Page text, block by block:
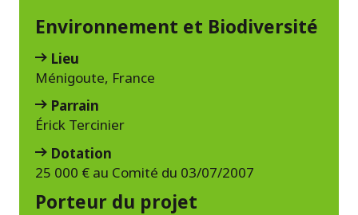
Environnement et Biodiversité
Lieu
Ménigoute, France
Parrain
Érick Tercinier
Dotation
25 000 € au Comité du 03/07/2007
Porteur du projet